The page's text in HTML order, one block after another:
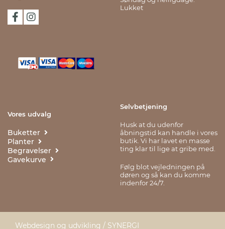
Lukket
Vores udvalg
Buketter
Planter
Begravelser
Gavekurve
Selvbetjening
Husk at du udenfor
åbningstid kan handle i vores
butik. Vi har lavet en masse
ting klar til lige at gribe med.
Følg blot vejledningen på
døren og så kan du komme
indenfor 24/7.
Webdesign og udvikling / SYNERGI